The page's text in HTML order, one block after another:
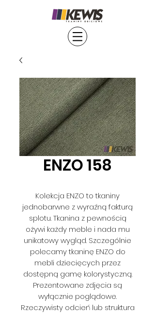
ENZO 158
Kolekcja ENZO to tkaniny
jednobarwne z wyraźną fakturą
splotu. Tkanina z pewnością
ożywi każdy meble i nada mu
unikatowy wygląd. Szczególnie
polecamy tkaninę ENZO do
mebli dziecięcych przez
dostępną gamę kolorystyczną.
Prezentowane zdjęcia są
wyłącznie poglądowe.
Rzeczywisty odcień lub struktura